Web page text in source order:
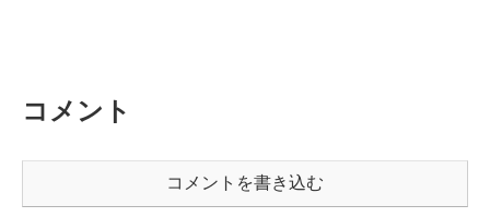
コメント
コメントを書き込む